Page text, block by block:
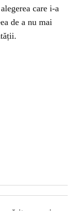
care i-a
de a nu mai